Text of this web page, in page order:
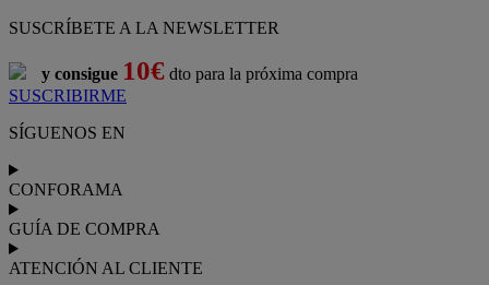
¡Nueva app!
Conforama, tu tienda de muebles,
decoración y electrodomésticos
Conforama
sillón,sillón relax,colchones
dormitorio de juvenil
cocinas a medida,decoración